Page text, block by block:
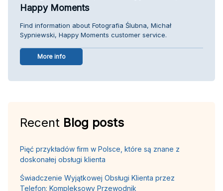
Happy Moments
Find information about Fotografia Ślubna, Michał
Sypniewski, Happy Moments customer service.
More info
Recent Blog posts
Pięć przykładów firm w Polsce, które są znane z
doskonałej obsługi klienta
Świadczenie Wyjątkowej Obsługi Klienta przez
Telefon: Kompleksowy Przewodnik